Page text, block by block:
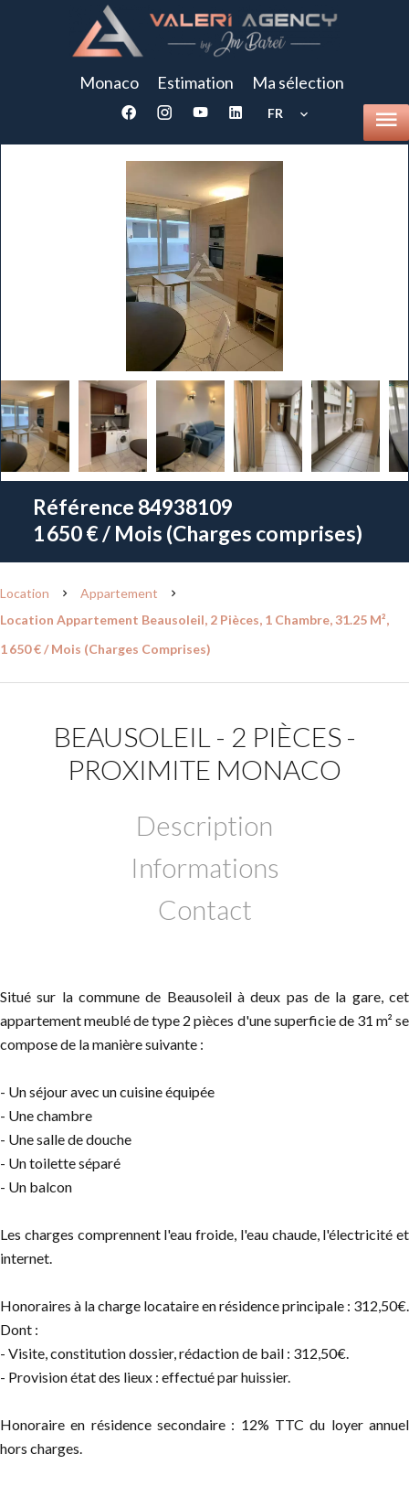
Monaco Estimation Ma sélection
FR
Référence 84938109
1 650 € / Mois (Charges comprises)
Location
Appartement
Location Appartement Beausoleil, 2 Pièces, 1 Chambre, 31.25 M²,
1 650 € / Mois (Charges Comprises)
BEAUSOLEIL - 2 PIÈCES -
PROXIMITE MONACO
Description
Informations
Contact
Situé sur la commune de Beausoleil à deux pas de la gare, cet
appartement meublé de type 2 pièces d'une superficie de 31 m² se
compose de la manière suivante :
- Un séjour avec un cuisine équipée
- Une chambre
- Une salle de douche
- Un toilette séparé
- Un balcon
Les charges comprennent l'eau froide, l'eau chaude, l'électricité et
internet.
Honoraires à la charge locataire en résidence principale : 312,50€.
Dont :
- Visite, constitution dossier, rédaction de bail : 312,50€.
- Provision état des lieux : effectué par huissier.
Honoraire en résidence secondaire : 12% TTC du loyer annuel
hors charges.